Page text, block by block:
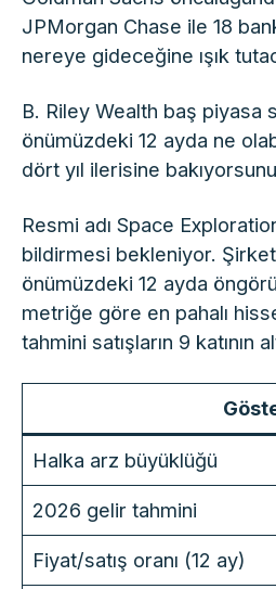
JPMorgan Chase ile 18
nereye gideceğine ışık
B. Riley Wealth baş
önümüzdeki 12 ayda ne
dört yıl ilerisine
Resmi adı Space
bildirmesi bekleniyor.
önümüzdeki 12 ayda
metriğe göre en pahalı
tahmini satışların 9 katının
Halka arz büyüklüğü
2026 gelir tahmini
Fiyat/satış oranı (12 ay)